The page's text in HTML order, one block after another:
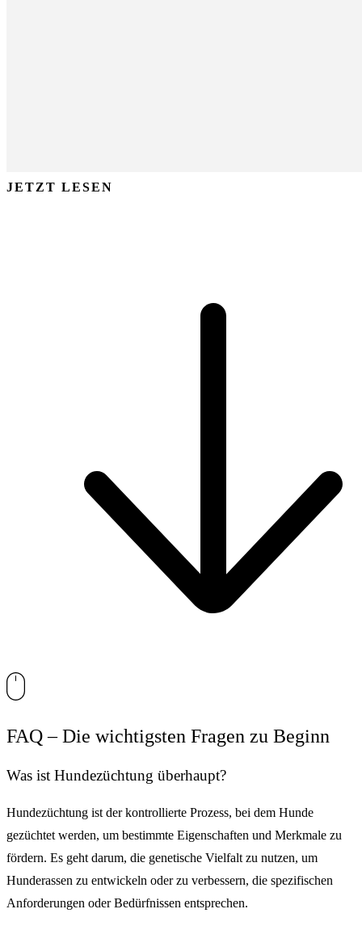
JETZT LESEN
FAQ – Die wichtigsten Fragen zu Beginn
Was ist Hundezüchtung überhaupt?
Hundezüchtung ist der kontrollierte Prozess, bei dem Hunde
gezüchtet werden, um bestimmte Eigenschaften und Merkmale zu
fördern. Es geht darum, die genetische Vielfalt zu nutzen, um
Hunderassen zu entwickeln oder zu verbessern, die spezifischen
Anforderungen oder Bedürfnissen entsprechen.